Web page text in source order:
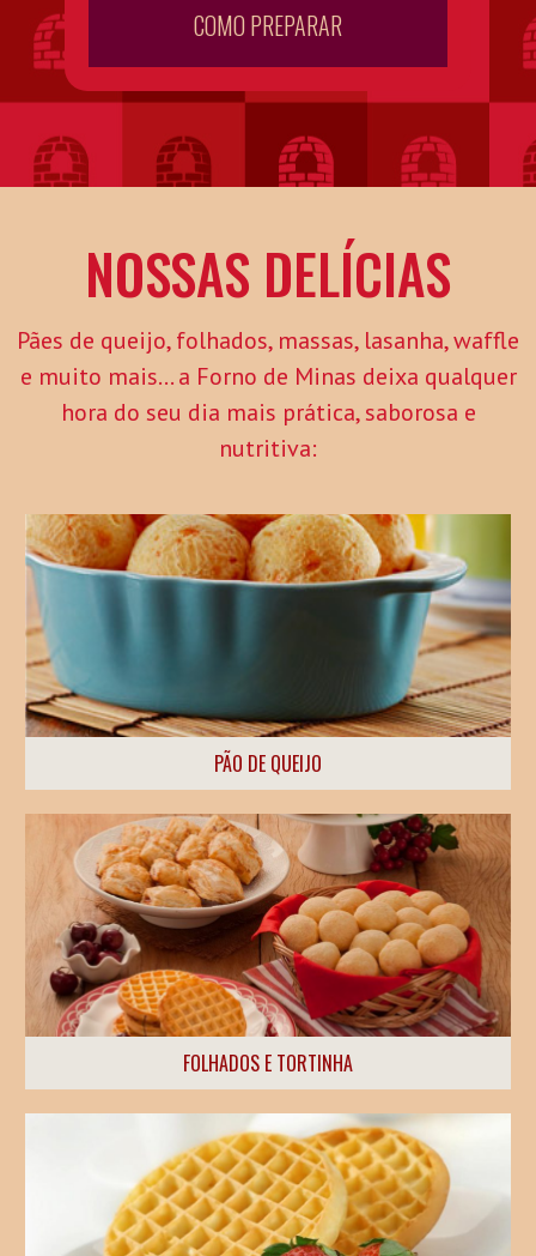
COMO PREPARAR
NOSSAS DELÍCIAS
Pães de queijo, folhados, massas, lasanha, waffle
e muito mais... a Forno de Minas deixa qualquer
hora do seu dia mais prática, saborosa e
nutritiva:
PÃO DE QUEIJO
FOLHADOS E TORTINHA